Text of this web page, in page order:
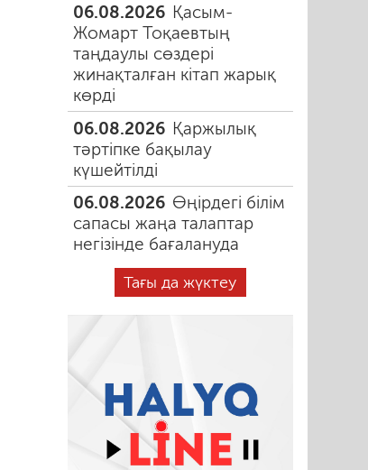
06.08.2026 Қасым-
Жомарт Тоқаевтың
таңдаулы сөздері
жинақталған кітап жарық
көрді
06.08.2026 Қаржылық
тәртіпке бақылау
күшейтілді
06.08.2026 Өңірдегі білім
сапасы жаңа талаптар
негізінде бағалануда
Тағы да жүктеу